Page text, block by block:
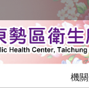
機